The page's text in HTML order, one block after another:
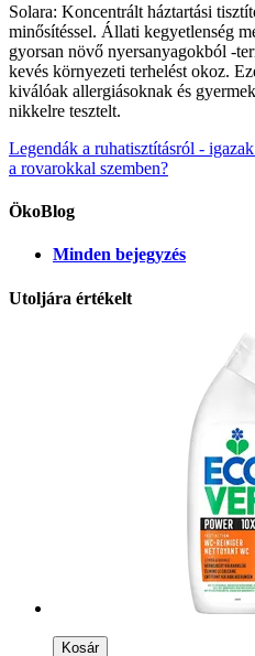
Solara: Koncentrált háztartási
minősítéssel. Állati kegyetlenség
gyorsan növő nyersanyagokból -
kevés környezeti terhelést okoz.
kiválóak allergiásoknak és
nikkelre tesztelt.
Legendák a ruhatisztításról -
a rovarokkal szemben?
ÖkoBlog
Minden bejegyzés
Utoljára értékelt
Kosár